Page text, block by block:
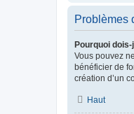
Problèmes
Pourquoi
Vous pouvez
bénéficier de
création d’un
Haut